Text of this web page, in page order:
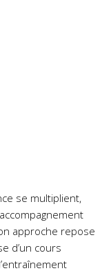
se multiplient,
approche repose
d’un cours